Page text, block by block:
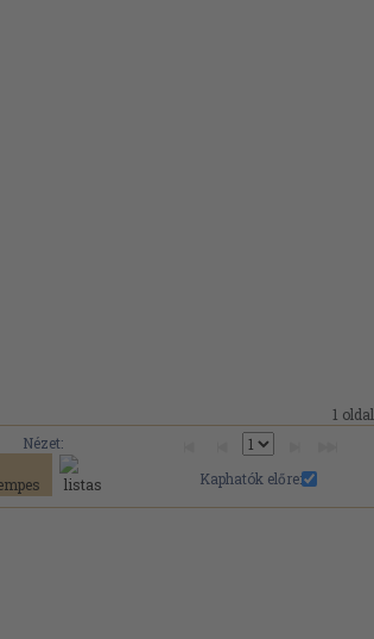
1 oldal
Nézet:
Kaphatók előre: